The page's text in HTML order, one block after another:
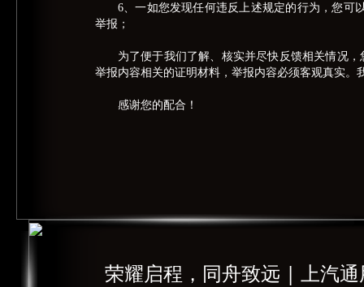
6、一如您发现任何违反上述规定的行为，您可
举报；
为了便于我们了解、核实并尽快反馈相关情况
举报内容相关的证明材料，举报内容必须客观真实
感谢您的配合！
荣耀启程，同舟致远 | 上汽